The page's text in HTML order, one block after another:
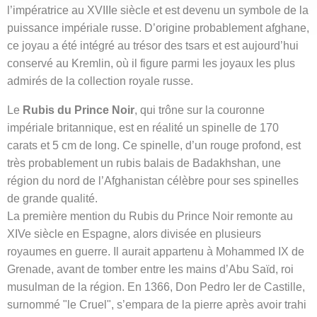
l’impératrice au XVIIIe siècle et est devenu un symbole de la
puissance impériale russe. D’origine probablement afghane,
ce joyau a été intégré au trésor des tsars et est aujourd’hui
conservé au Kremlin, où il figure parmi les joyaux les plus
admirés de la collection royale russe.
Le Rubis du Prince Noir, qui trône sur la couronne
impériale britannique, est en réalité un spinelle de 170
carats et 5 cm de long. Ce spinelle, d’un rouge profond, est
très probablement un rubis balais de Badakhshan, une
région du nord de l’Afghanistan célèbre pour ses spinelles
de grande qualité.
La première mention du Rubis du Prince Noir remonte au
XIVe siècle en Espagne, alors divisée en plusieurs
royaumes en guerre. Il aurait appartenu à Mohammed IX de
Grenade, avant de tomber entre les mains d’Abu Saïd, roi
musulman de la région. En 1366, Don Pedro Ier de Castille,
surnommé "le Cruel", s’empara de la pierre après avoir trahi